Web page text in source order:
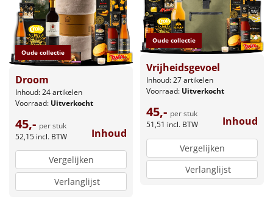
Oude collectie
Droom
Inhoud: 24 artikelen
Voorraad: Uitverkocht
45,- per stuk
52,15 incl. BTW Inhoud
Vergelijken
Verlanglijst
Oude collectie
Vrijheidsgevoel
Inhoud: 27 artikelen
Voorraad: Uitverkocht
45,- per stuk
51,51 incl. BTW Inhoud
Vergelijken
Verlanglijst